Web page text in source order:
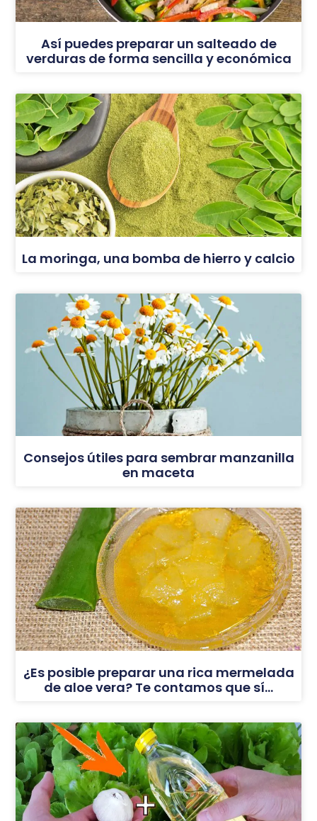
Así puedes preparar un salteado de
verduras de forma sencilla y económica
La moringa, una bomba de hierro y calcio
Consejos útiles para sembrar manzanilla
en maceta
¿Es posible preparar una rica mermelada
de aloe vera? Te contamos que sí…